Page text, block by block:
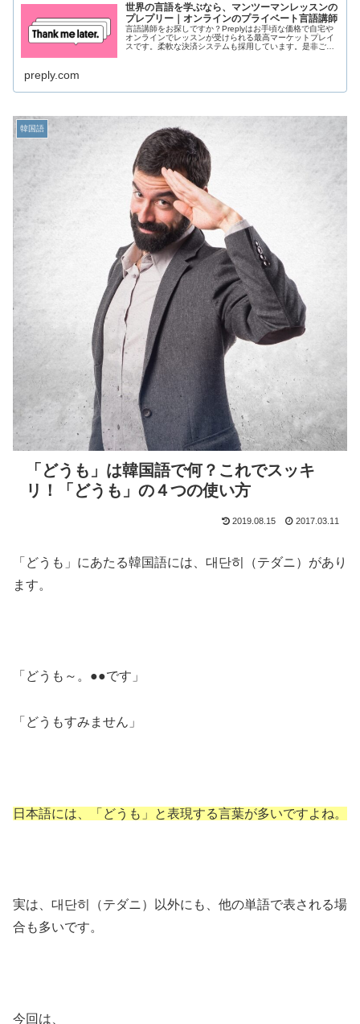
世界の言語を学ぶなら、マンツーマンレッスンの
プレプリー｜オンラインのプライベート言語講師
言語講師をお探しですか？Preplyはお手頃な価格で自宅や
オンラインでレッスンが受けられる最高マーケットプレイ
スです。柔軟な決済システムも採用しています。是非ご参
preply.com
「どうも」は韓国語で何？これでスッキ
リ！「どうも」の４つの使い方
韓国語
2019.08.15 2017.03.11
「どうも」にあたる韓国語には、대단히（テダニ）があり
ます。
「どうも～。●●です」
「どうもすみません」
日本語には、「どうも」と表現する言葉が多いですよね。
実は、대단히（テダニ）以外にも、他の単語で表される場
合も多いです。
今回は、